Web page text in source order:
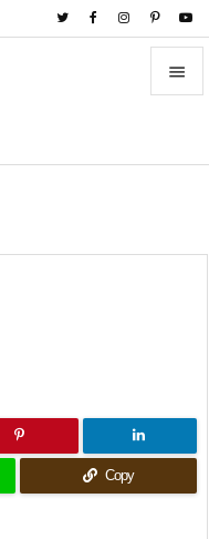

前へ
Copy